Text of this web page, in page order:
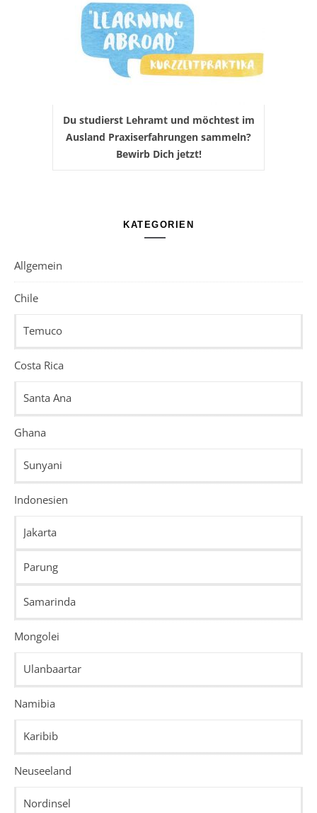
Du studierst Lehramt und möchtest im
Ausland Praxiserfahrungen sammeln?
Bewirb Dich jetzt!
KATEGORIEN
Allgemein
Chile
Temuco
Costa Rica
Santa Ana
Ghana
Sunyani
Indonesien
Jakarta
Parung
Samarinda
Mongolei
Ulanbaartar
Namibia
Karibib
Neuseeland
Nordinsel